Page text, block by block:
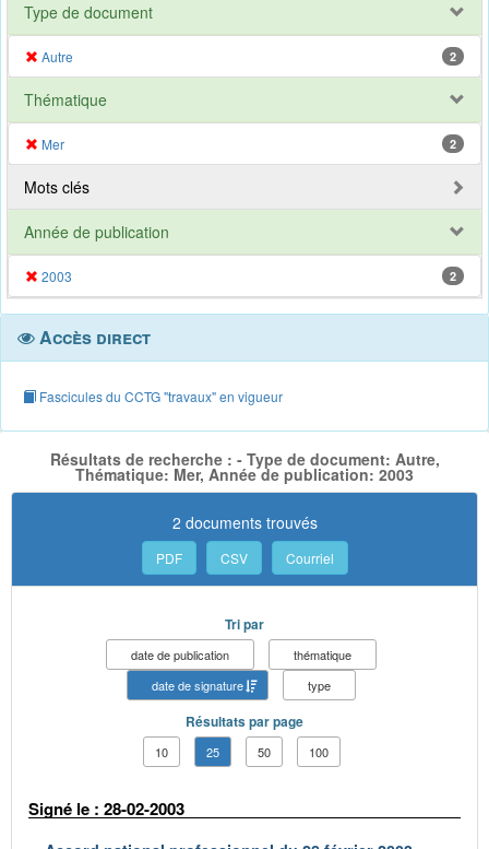
Type de document
Autre 2
Thématique
Mer 2
Mots clés
Année de publication
2003 2
Accès direct
Fascicules du CCTG "travaux" en vigueur
Résultats de recherche : - Type de document: Autre,
Thématique: Mer, Année de publication: 2003
2 documents trouvés
PDF CSV Courriel
Tri par
date de publication
thématique
date de signature
type
Résultats par page
10 25 50 100
Signé le : 28-02-2003